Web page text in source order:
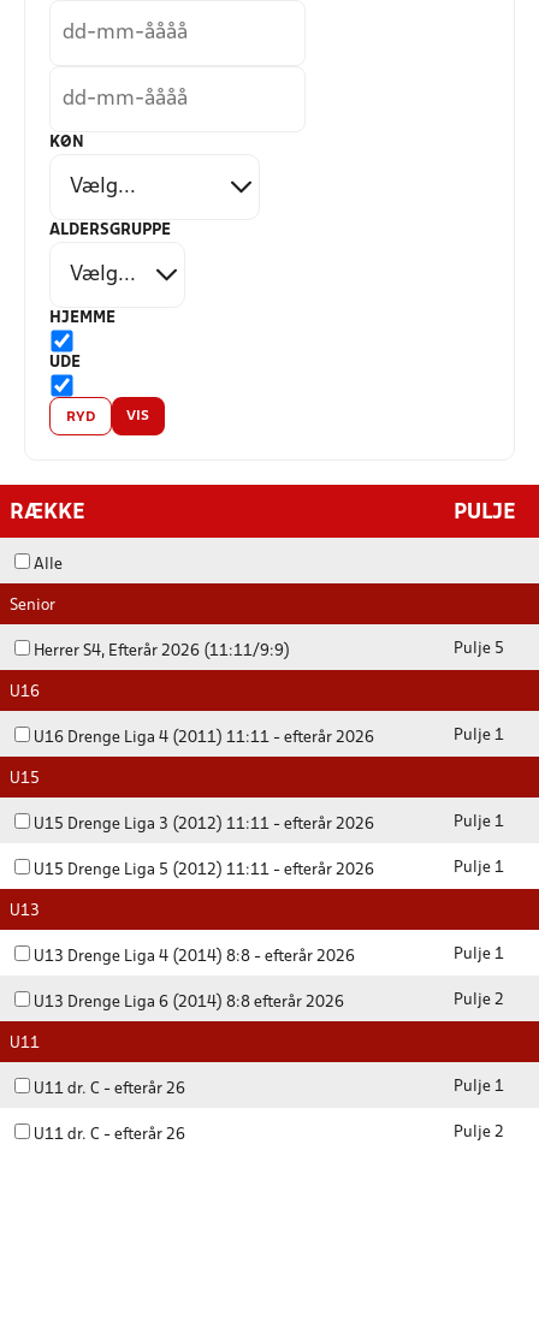
KØN
ALDERSGRUPPE
HJEMME
UDE
RYD VIS
RÆKKE PULJE
Alle
Senior
Herrer S4, Efterår 2026 (11:11/9:9) Pulje 5
U16
U16 Drenge Liga 4 (2011) 11:11 - efterår 2026 Pulje 1
U15
U15 Drenge Liga 3 (2012) 11:11 - efterår 2026 Pulje 1
U15 Drenge Liga 5 (2012) 11:11 - efterår 2026 Pulje 1
U13
U13 Drenge Liga 4 (2014) 8:8 - efterår 2026 Pulje 1
U13 Drenge Liga 6 (2014) 8:8 efterår 2026 Pulje 2
U11
U11 dr. C - efterår 26 Pulje 1
U11 dr. C - efterår 26 Pulje 2